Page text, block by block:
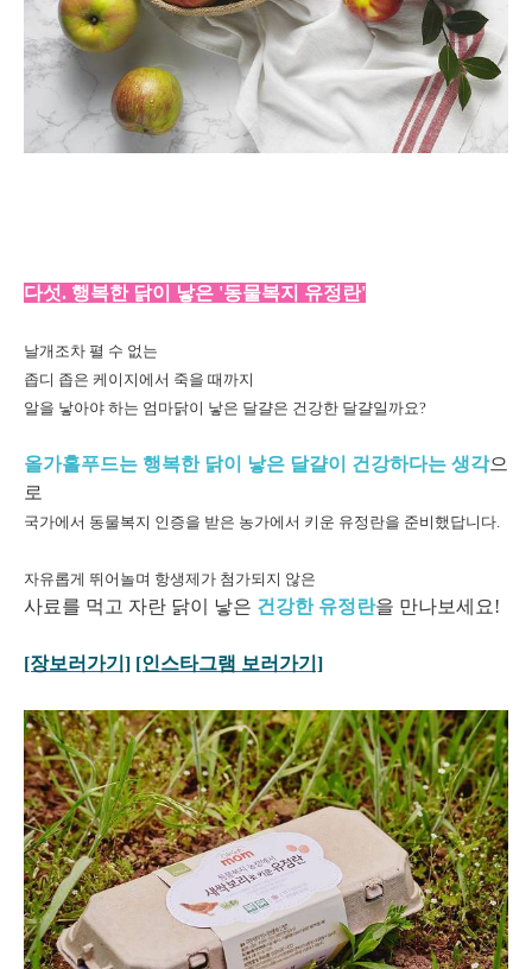
다섯. 행복한 닭이 낳은 '동물복지 유정란'
날개조차 펼 수 없는
좁디 좁은 케이지에서 죽을 때까지
알을 낳아야 하는 엄마닭이 낳은 달걀은 건강한 달걀일까요?
올가홀푸드는 행복한 닭이 낳은 달걀이 건강하다는 생각으
로
국가에서 동물복지 인증을 받은 농가에서 키운 유정란을 준비했답니다.
자유롭게 뛰어놀며 항생제가 첨가되지 않은
사료를 먹고 자란 닭이 낳은 건강한 유정란을 만나보세요!
[장보러가기] [인스타그램 보러가기]